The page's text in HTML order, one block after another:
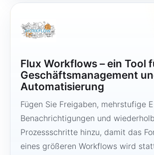
Flux Workflows – ein Tool
Geschäftsmanagement
Automatisierung
Fügen Sie Freigaben, mehrstufige
Benachrichtigungen und
Prozessschritte hinzu, damit das
eines größeren Workflows wird